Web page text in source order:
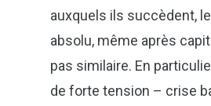
auxquels ils succèdent,
absolu, même après
pas similaire. En
de forte tension – crise